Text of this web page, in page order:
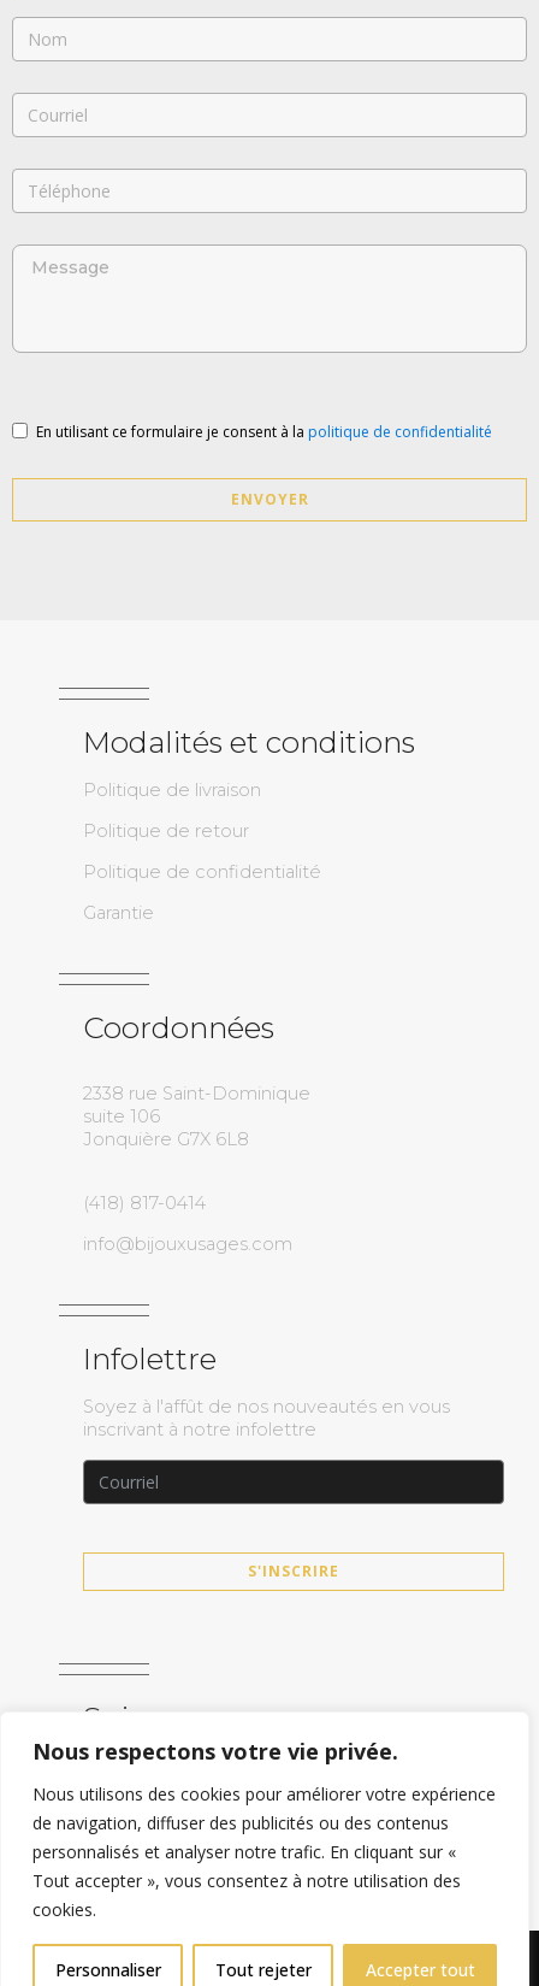
Nous respectons votre vie privée.
Nous utilisons des cookies pour améliorer votre expérience
de navigation, diffuser des publicités ou des contenus
personnalisés et analyser notre trafic. En cliquant sur «
Tout accepter », vous consentez à notre utilisation des
cookies.
Personnaliser Tout rejeter Accepter tout
En utilisant ce formulaire je consent à la politique de confidentialité
ENVOYER
Modalités et conditions
Politique de livraison
Politique de retour
Politique de confidentialité
Garantie
Coordonnées
2338 rue Saint-Dominique
suite 106
Jonquière G7X 6L8
(418) 817-0414
info@bijouxusages.com
Infolettre
Soyez à l'affût de nos nouveautés en vous
inscrivant à notre infolettre
S'INSCRIRE
Suivez-nous
Copyright © 2026 Webez Tous droits réservés